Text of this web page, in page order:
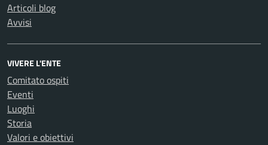
Articoli blog
Avvisi
VIVERE L'ENTE
Comitato ospiti
Eventi
Luoghi
Storia
Valori e obiettivi